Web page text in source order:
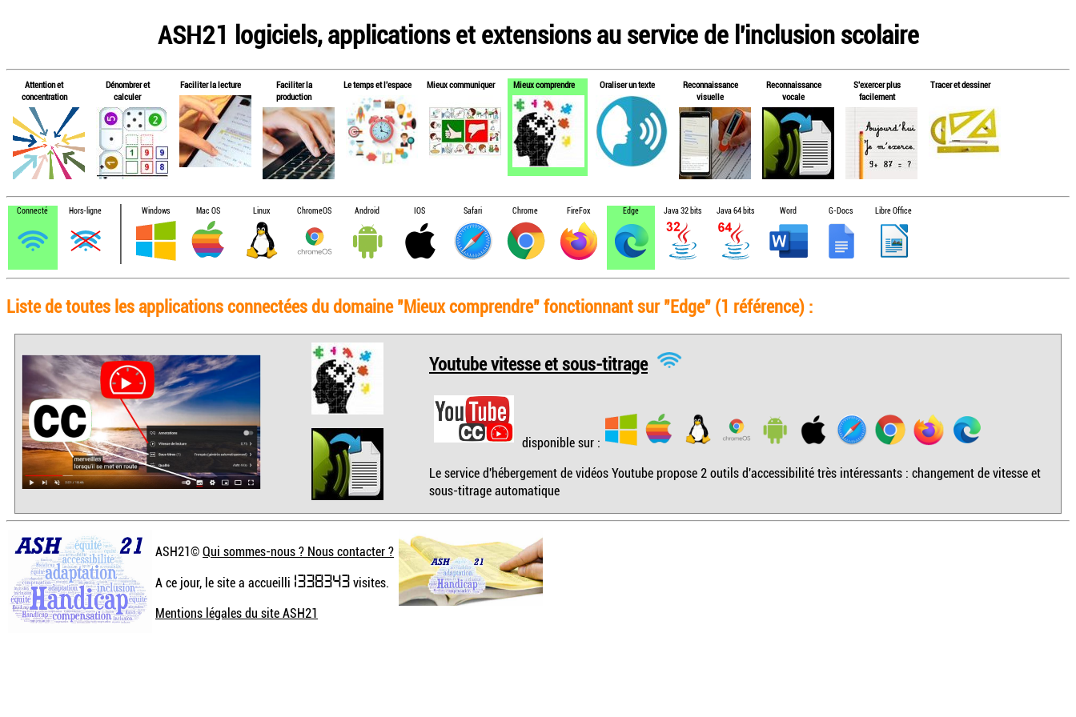
ASH21 logiciels, applications et extensions au service de l'inclusion scolaire
Attention et
concentration
Dénombrer et
calculer
Faciliter la lecture
Faciliter la
production
Le temps et l'espace Mieux communiquer Mieux comprendre Oraliser un texte
Reconnaissance
visuelle
Reconnaissance
vocale
S'exercer plus
facilement
Tracer et dessiner
Connecté Hors-ligne Windows Mac OS Linux ChromeOS Android IOS Safari Chrome FireFox Edge Java 32 bits Java 64 bits Word G-Docs Libre Office
Liste de toutes les applications connectées du domaine "Mieux comprendre" fonctionnant sur "Edge" (1 référence) :
Youtube vitesse et sous-titrage
disponible sur :
Le service d'hébergement de vidéos Youtube propose 2 outils d'accessibilité très intéressants : changement de vitesse et
sous-titrage automatique
ASH21©Qui sommes-nous ? Nous contacter ?
A ce jour, le site a accueilli 1338343visites.
Mentions légales du site ASH21